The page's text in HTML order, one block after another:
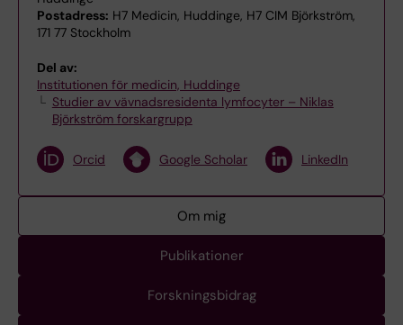
Postadress: H7 Medicin, Huddinge, H7 CIM Björkström,
171 77 Stockholm
Del av:
Institutionen för medicin, Huddinge
Studier av vävnadsresidenta lymfocyter – Niklas
Björkström forskargrupp
Orcid Google Scholar LinkedIn
Om mig
Publikationer
Forskningsbidrag